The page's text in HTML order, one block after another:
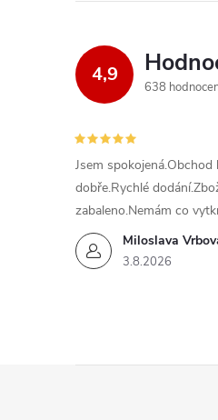
4,9
638
Miloslava
3.8.2026
Jsem
dobře.Rychlé
zabaleno.Nemám co